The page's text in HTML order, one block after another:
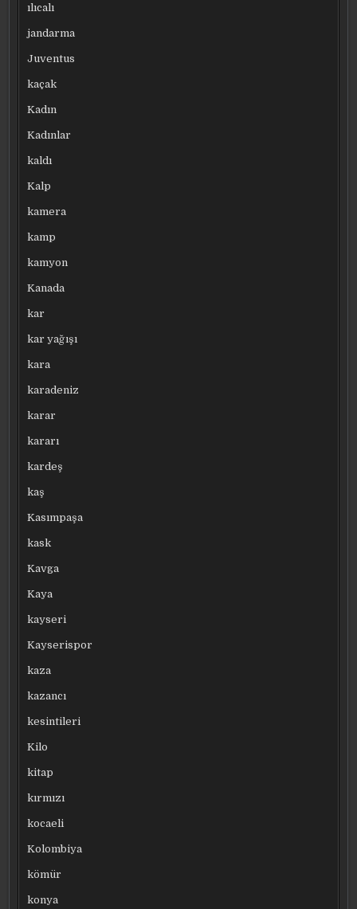
ılıcalı
jandarma
Juventus
kaçak
Kadın
Kadınlar
kaldı
Kalp
kamera
kamp
kamyon
Kanada
kar
kar yağışı
kara
karadeniz
karar
kararı
kardeş
kaş
Kasımpaşa
kask
Kavga
Kaya
kayseri
Kayserispor
kaza
kazancı
kesintileri
Kilo
kitap
kırmızı
kocaeli
Kolombiya
kömür
konya